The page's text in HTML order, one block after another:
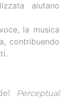
aiutano
la musica
contribuendo
Perceptual